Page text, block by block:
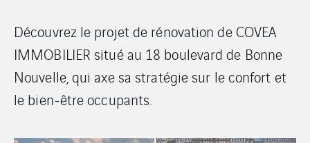
Découvrez le projet de rénovation de COVEA
IMMOBILIER situé au 18 boulevard de Bonne
Nouvelle, qui axe sa stratégie sur le confort et
le bien-être occupants.